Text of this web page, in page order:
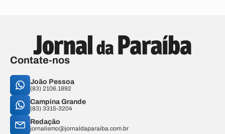
Contate-nos
João Pessoa
(83) 2106.1892
Campina Grande
(83) 3315-3204
Redação
jornalismo@jornaldaparaiba.com.br